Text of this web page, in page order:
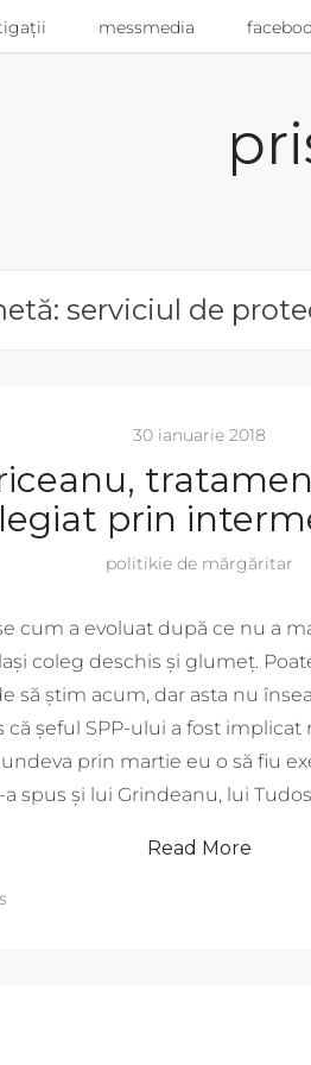
messmedia
serviciul de
30 ianuarie 2018
prin
politikie de mărgăritar
cum a evoluat după ce nu a
coleg deschis şi glumeţ.
să ştim acum, dar asta nu
şeful SPP-ului a fost
undeva prin martie eu o să fiu
spus şi lui Grindeanu, lui
Read More